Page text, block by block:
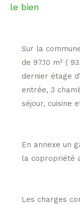
le bien
Sur la
de 97.10 m² (
dernier étage
entrée, 3
séjour, cuisine
En annexe un
la copropriété
Les charges